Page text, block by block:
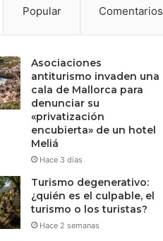
Popular Comentarios
Asociaciones
antiturismo invaden una
cala de Mallorca para
denunciar su
«privatización
encubierta» de un hotel
Meliá
Hace 3 días
Turismo degenerativo:
¿quién es el culpable, el
turismo o los turistas?
Hace 2 semanas